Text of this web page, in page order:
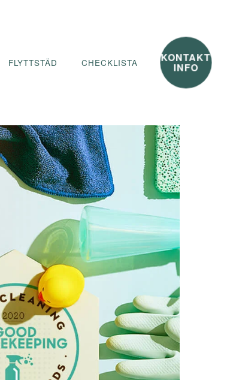
FLYTTSTÄD CHECKLISTA KONTAKT
INFO